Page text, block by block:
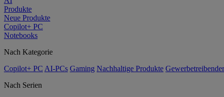
Produkte
Neue Produkte
Copilot+ PC
Notebooks
Nach Kategorie
Copilot+ PC AI-PCs Gaming Nachhaltige Produkte Gewerbetreibender
Nach Serien